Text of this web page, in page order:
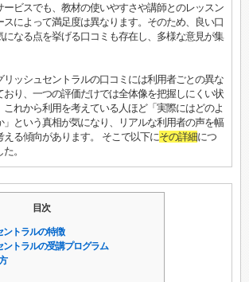
ービスでも、教材の使いやすさや講師とのレッスン
スによって満足度は異なります。そのため、良い口
になる点を挙げる口コミも存在し、多様な意見が集
リッシュセントラルの口コミには利用者ごとの異な
おり、一つの評価だけでは全体像を把握しにくい状
れから利用を考えている人ほど「実際にはどのよ
」という真相が気になり、リアルな利用者の声を幅
える傾向があります。 そこで以下にその詳細につ
。
目次
トラルの特徴
トラルの受講プログラム